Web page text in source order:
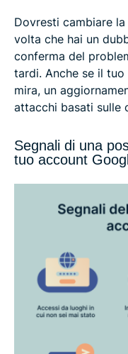
Dovresti cambiare
volta che hai un
conferma del
tardi. Anche se il
mira, un
attacchi basati sulle
Segnali di una
tuo account